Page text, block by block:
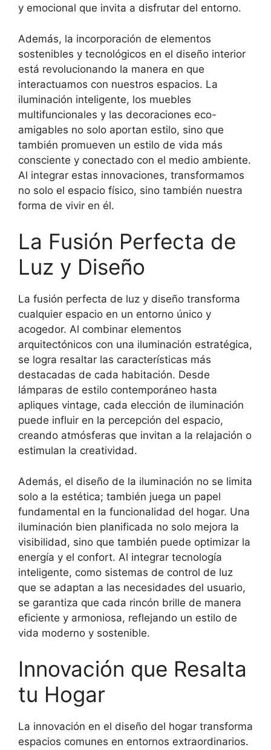
y emocional que invita a disfrutar del entorno.
Además, la incorporación de elementos
sostenibles y tecnológicos en el diseño interior
está revolucionando la manera en que
interactuamos con nuestros espacios. La
iluminación inteligente, los muebles
multifuncionales y las decoraciones eco-
amigables no solo aportan estilo, sino que
también promueven un estilo de vida más
consciente y conectado con el medio ambiente.
Al integrar estas innovaciones, transformamos
no solo el espacio físico, sino también nuestra
forma de vivir en él.
La Fusión Perfecta de
Luz y Diseño
La fusión perfecta de luz y diseño transforma
cualquier espacio en un entorno único y
acogedor. Al combinar elementos
arquitectónicos con una iluminación estratégica,
se logra resaltar las características más
destacadas de cada habitación. Desde
lámparas de estilo contemporáneo hasta
apliques vintage, cada elección de iluminación
puede influir en la percepción del espacio,
creando atmósferas que invitan a la relajación o
estimulan la creatividad.
Además, el diseño de la iluminación no se limita
solo a la estética; también juega un papel
fundamental en la funcionalidad del hogar. Una
iluminación bien planificada no solo mejora la
visibilidad, sino que también puede optimizar la
energía y el confort. Al integrar tecnología
inteligente, como sistemas de control de luz
que se adaptan a las necesidades del usuario,
se garantiza que cada rincón brille de manera
eficiente y armoniosa, reflejando un estilo de
vida moderno y sostenible.
Innovación que Resalta
tu Hogar
La innovación en el diseño del hogar transforma
espacios comunes en entornos extraordinarios.